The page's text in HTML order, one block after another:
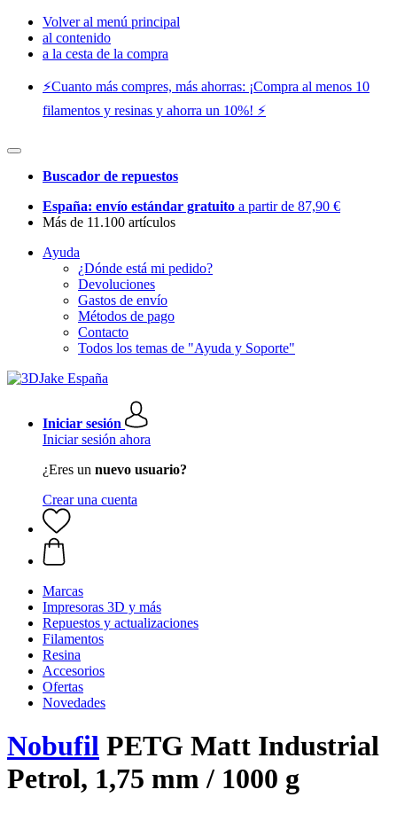
Volver al menú principal
al contenido
a la cesta de la compra
⚡️Cuanto más compres, más ahorras: ¡Compra al menos 10
filamentos y resinas y ahorra un 10%! ⚡️
Buscador de repuestos
España: envío estándar gratuito a partir de 87,90 €
Más de 11.100 artículos
Ayuda
¿Dónde está mi pedido?
Devoluciones
Gastos de envío
Métodos de pago
Contacto
Todos los temas de "Ayuda y Soporte"
Iniciar sesión
Iniciar sesión ahora
¿Eres un nuevo usuario?
Crear una cuenta
Marcas
Impresoras 3D y más
Repuestos y actualizaciones
Filamentos
Resina
Accesorios
Ofertas
Novedades
Nobufil PETG Matt Industrial
Petrol, 1,75 mm / 1000 g